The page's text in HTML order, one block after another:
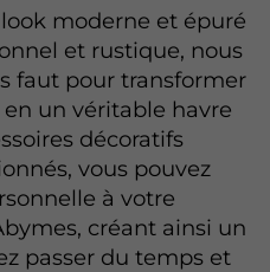
moderne et épuré
et rustique, nous
faut pour transformer
un véritable havre
décoratifs
vous pouvez
à votre
créant ainsi un
passer du temps et